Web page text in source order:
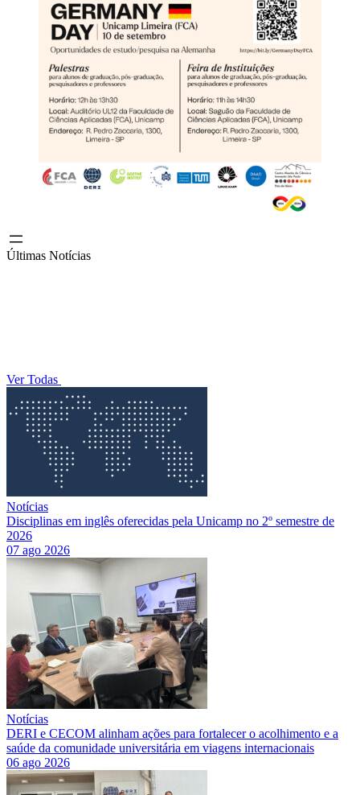
Últimas Notícias
Ver Todas
Notícias
Disciplinas em inglês oferecidas pela Unicamp no 2º semestre de
2026
07 ago 2026
Notícias
DERI e CECOM alinham ações para fortalecer o acolhimento e a
saúde da comunidade universitária em viagens internacionais
06 ago 2026